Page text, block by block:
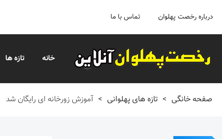
درباره رخصت پهلوان تماس با ما
خانه تازه ها
صفحه خانگی > تازه های پهلوانی > آموزش زورخانه ای رایگان شد